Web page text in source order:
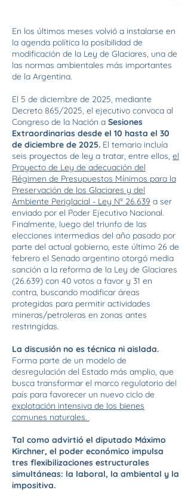
En los últimos meses volvió a instalarse en
la agenda política la posibilidad de
modificación de la Ley de Glaciares, una de
las normas ambientales más importantes
de la Argentina.
El 5 de diciembre de 2025, mediante
Decreto 865/2025, el ejecutivo convoca al
Congreso de la Nación a Sesiones
Extraordinarias desde el 10 hasta el 30
de diciembre de 2025. El temario incluía
seis proyectos de ley a tratar, entre ellos, el
Proyecto de Ley de adecuación del
Régimen de Presupuestos Mínimos para la
Preservación de los Glaciares y del
Ambiente Periglacial - Ley Nº 26.639 a ser
enviado por el Poder Ejecutivo Nacional.
Finalmente, luego del triunfo de las
elecciones intermedias del año pasado por
parte del actual gobierno, este último 26 de
febrero el Senado argentino otorgó media
sanción a la reforma de la Ley de Glaciares
(26.639) con 40 votos a favor y 31 en
contra, buscando modificar áreas
protegidas para permitir actividades
mineras/petroleras en zonas antes
restringidas.
La discusión no es técnica ni aislada.
Forma parte de un modelo de
desregulación del Estado más amplio, que
busca transformar el marco regulatorio del
país para favorecer un nuevo ciclo de
explotación intensiva de los bienes
comunes naturales.
Tal como advirtió el diputado Máximo
Kirchner, el poder económico impulsa
tres flexibilizaciones estructurales
simultáneas: la laboral, la ambiental y la
impositiva.